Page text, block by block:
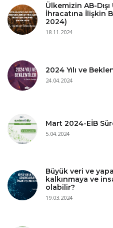
Ülkemizin AB-
İhracatına İlişkin
2024)
18.11.2024
2024 Yılı ve
24.04.2024
Mart 2024-EİB
5.04.2024
Büyük veri ve
kalkınmaya ve
olabilir?
19.03.2024